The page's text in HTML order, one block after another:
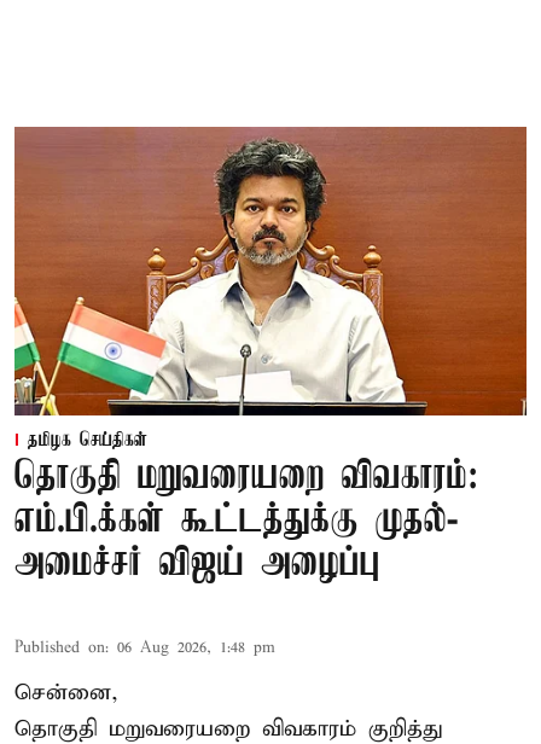
தமிழக செய்திகள்
தொகுதி மறுவரையறை விவகாரம்:
எம்.பி.க்கள் கூட்டத்துக்கு முதல்-
அமைச்சர் விஜய் அழைப்பு
Published on: 06 Aug 2026, 1:48 pm
சென்னை,
தொகுதி மறுவரையறை விவகாரம் குறித்து